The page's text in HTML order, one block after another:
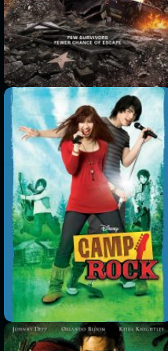
>
>